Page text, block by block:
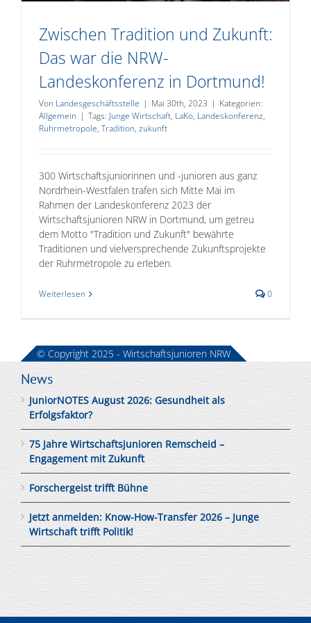
Zwischen Tradition und Zukunft:
Das war die NRW-
Landeskonferenz in Dortmund!
Von Landesgeschäftsstelle | Mai 30th, 2023 | Kategorien:
Allgemein | Tags: Junge Wirtschaft, LaKo, Landeskonferenz,
Ruhrmetropole, Tradition, zukunft
300 Wirtschaftsjuniorinnen und -junioren aus ganz
Nordrhein-Westfalen trafen sich Mitte Mai im
Rahmen der Landeskonferenz 2023 der
Wirtschaftsjunioren NRW in Dortmund, um getreu
dem Motto "Tradition und Zukunft" bewährte
Traditionen und vielversprechende Zukunftsprojekte
der Ruhrmetropole zu erleben.
Weiterlesen 0
News
JuniorNOTES August 2026: Gesundheit als
Erfolgsfaktor?
75 Jahre Wirtschaftsjunioren Remscheid –
Engagement mit Zukunft
Forschergeist trifft Bühne
Jetzt anmelden: Know-How-Transfer 2026 – Junge
Wirtschaft trifft Politik!
© Copyright 2025 - Wirtschaftsjunioren NRW